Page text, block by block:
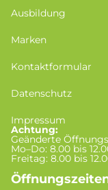
Ausbildung
Marken
Kontaktformular
Datenschutz
Impressum
Achtung:
Geänderte
Mo–Do: 8.00 bis
Freitag: 8.00 bis